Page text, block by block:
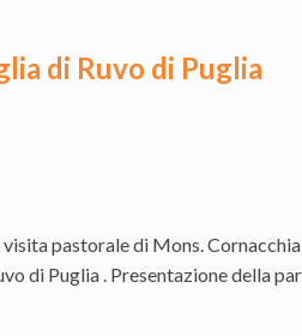
di Ruvo di Puglia
pastorale di Mons.
di Puglia . Presentazione della